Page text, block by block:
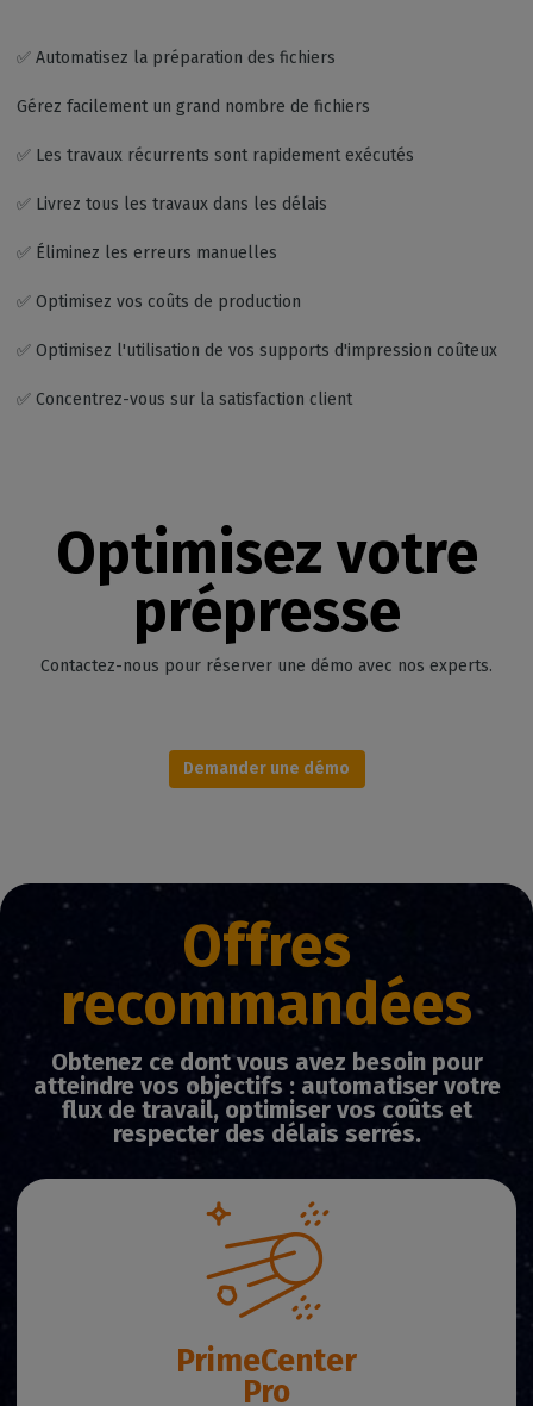
✅ Automatisez la préparation des fichiers
Gérez facilement un grand nombre de fichiers
✅ Les travaux récurrents sont rapidement exécutés
✅ Livrez tous les travaux dans les délais
✅ Éliminez les erreurs manuelles
✅ Optimisez vos coûts de production
✅ Optimisez l'utilisation de vos supports d'impression coûteux
✅ Concentrez-vous sur la satisfaction client
Optimisez votre
prépresse
Contactez-nous pour réserver une démo avec nos experts.
Demander une démo
Offres
recommandées
Obtenez ce dont vous avez besoin pour
atteindre vos objectifs : automatiser votre
flux de travail, optimiser vos coûts et
respecter des délais serrés.
PrimeCenter
Pro